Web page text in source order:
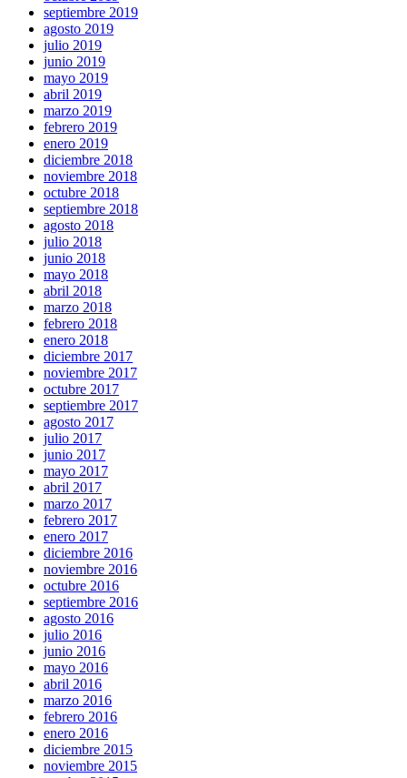
septiembre 2019
agosto 2019
julio 2019
junio 2019
mayo 2019
abril 2019
marzo 2019
febrero 2019
enero 2019
diciembre 2018
noviembre 2018
octubre 2018
septiembre 2018
agosto 2018
julio 2018
junio 2018
mayo 2018
abril 2018
marzo 2018
febrero 2018
enero 2018
diciembre 2017
noviembre 2017
octubre 2017
septiembre 2017
agosto 2017
julio 2017
junio 2017
mayo 2017
abril 2017
marzo 2017
febrero 2017
enero 2017
diciembre 2016
noviembre 2016
octubre 2016
septiembre 2016
agosto 2016
julio 2016
junio 2016
mayo 2016
abril 2016
marzo 2016
febrero 2016
enero 2016
diciembre 2015
noviembre 2015